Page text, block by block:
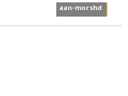
aan-morshd